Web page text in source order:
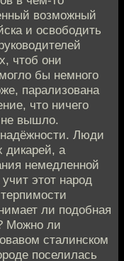
возможный
и освободить
чтоб они
бы немного
парализована
что ничего
не вышло.
Люди
дикарей, а
немедленной
этот народ
ли подобная
Можно ли
сталинском
поселилась